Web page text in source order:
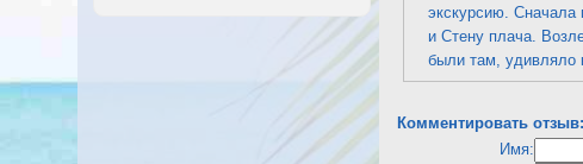
экскурсию. Сначала
и Стену плача.
были там, удивляло
Комментировать отзыв:
Имя: